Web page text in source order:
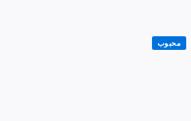
محبوب